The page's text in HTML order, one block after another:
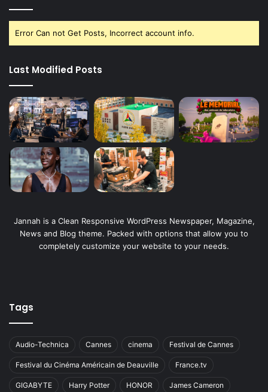
Error Can not Get Posts, Incorrect account info.
Last Modified Posts
Jannah is a Clean Responsive WordPress Newspaper, Magazine,
News and Blog theme. Packed with options that allow you to
completely customize your website to your needs.
Tags
Audio-Technica Cannes cinema Festival de Cannes
Festival du Cinéma Américain de Deauville France.tv
GIGABYTE Harry Potter HONOR James Cameron